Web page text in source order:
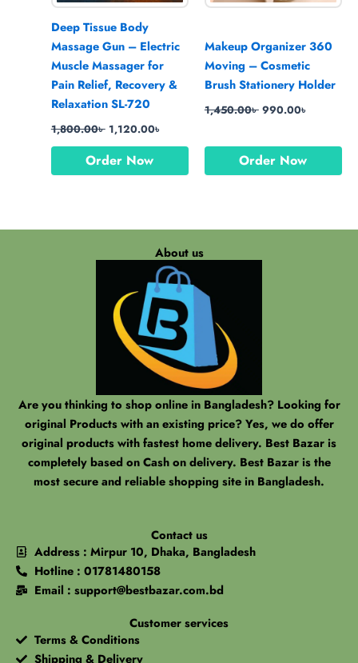
Deep Tissue Body
Massage Gun – Electric
Muscle Massager for
Pain Relief, Recovery &
Relaxation SL-720
1,800.00৳ 1,120.00৳
Order Now
Makeup Organizer 360
Moving – Cosmetic
Brush Stationery Holder
1,450.00৳ 990.00৳
Order Now
About us
Are you thinking to shop online in Bangladesh? Looking for
original Products with an existing price? Yes, we do offer
original products with fastest home delivery. Best Bazar is
completely based on Cash on delivery. Best Bazar is the
most secure and reliable shopping site in Bangladesh.
Contact us
Address : Mirpur 10, Dhaka, Bangladesh
Hotline : 01781480158
Email : support@bestbazar.com.bd
Customer services
Terms & Conditions
Shipping & Delivery